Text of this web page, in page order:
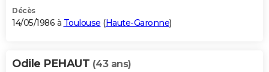
Décès
14/05/1986 à Toulouse (Haute-Garonne)
Odile PEHAUT (43 ans)